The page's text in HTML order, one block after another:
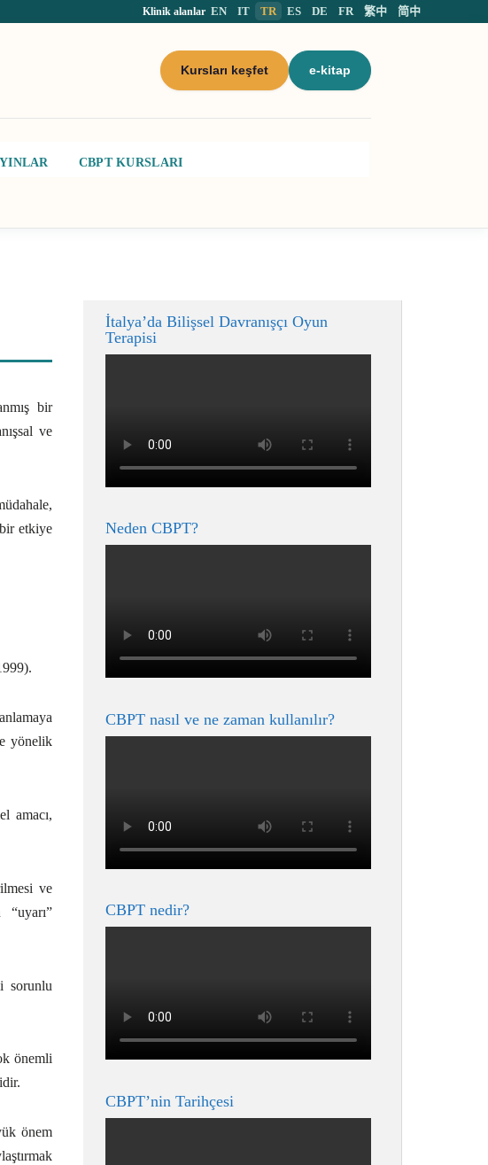
Klinik alanlar EN IT TR ES DE FR 繁中 简中
Kursları keşfet e-kitap
CBPT KURSLARI
bir
ve
etkiye
yönelik
amacı,
ve
sorunlu
önemli
önem
İtalya’da Bilişsel Davranışçı Oyun
Terapisi
Neden CBPT?
CBPT nasıl ve ne zaman kullanılır?
CBPT nedir?
CBPT’nin Tarihçesi